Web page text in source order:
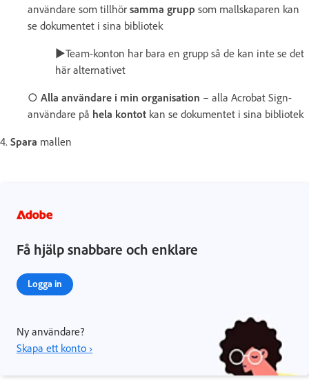
användare som tillhör samma grupp som mallskaparen kan
se dokumentet i sina bibliotek
►Team-konton har bara en grupp så de kan inte se det
här alternativet
○ Alla användare i min organisation – alla Acrobat Sign-
användare på hela kontot kan se dokumentet i sina bibliotek
4. Spara mallen
Få hjälp snabbare och enklare
Logga in
Ny användare?
Skapa ett konto ›